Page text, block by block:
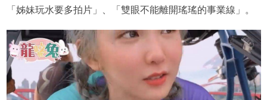
「姊妹玩水要多拍片」、「雙眼不能離開瑤瑤的事業線」。